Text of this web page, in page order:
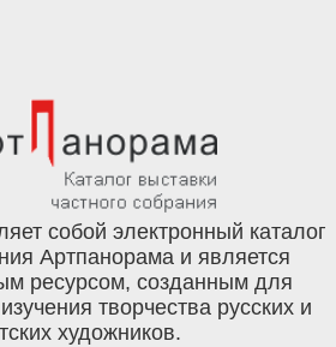
собой электронный каталог
Артпанорама и является
ресурсом, созданным для
творчества русских и
художников.